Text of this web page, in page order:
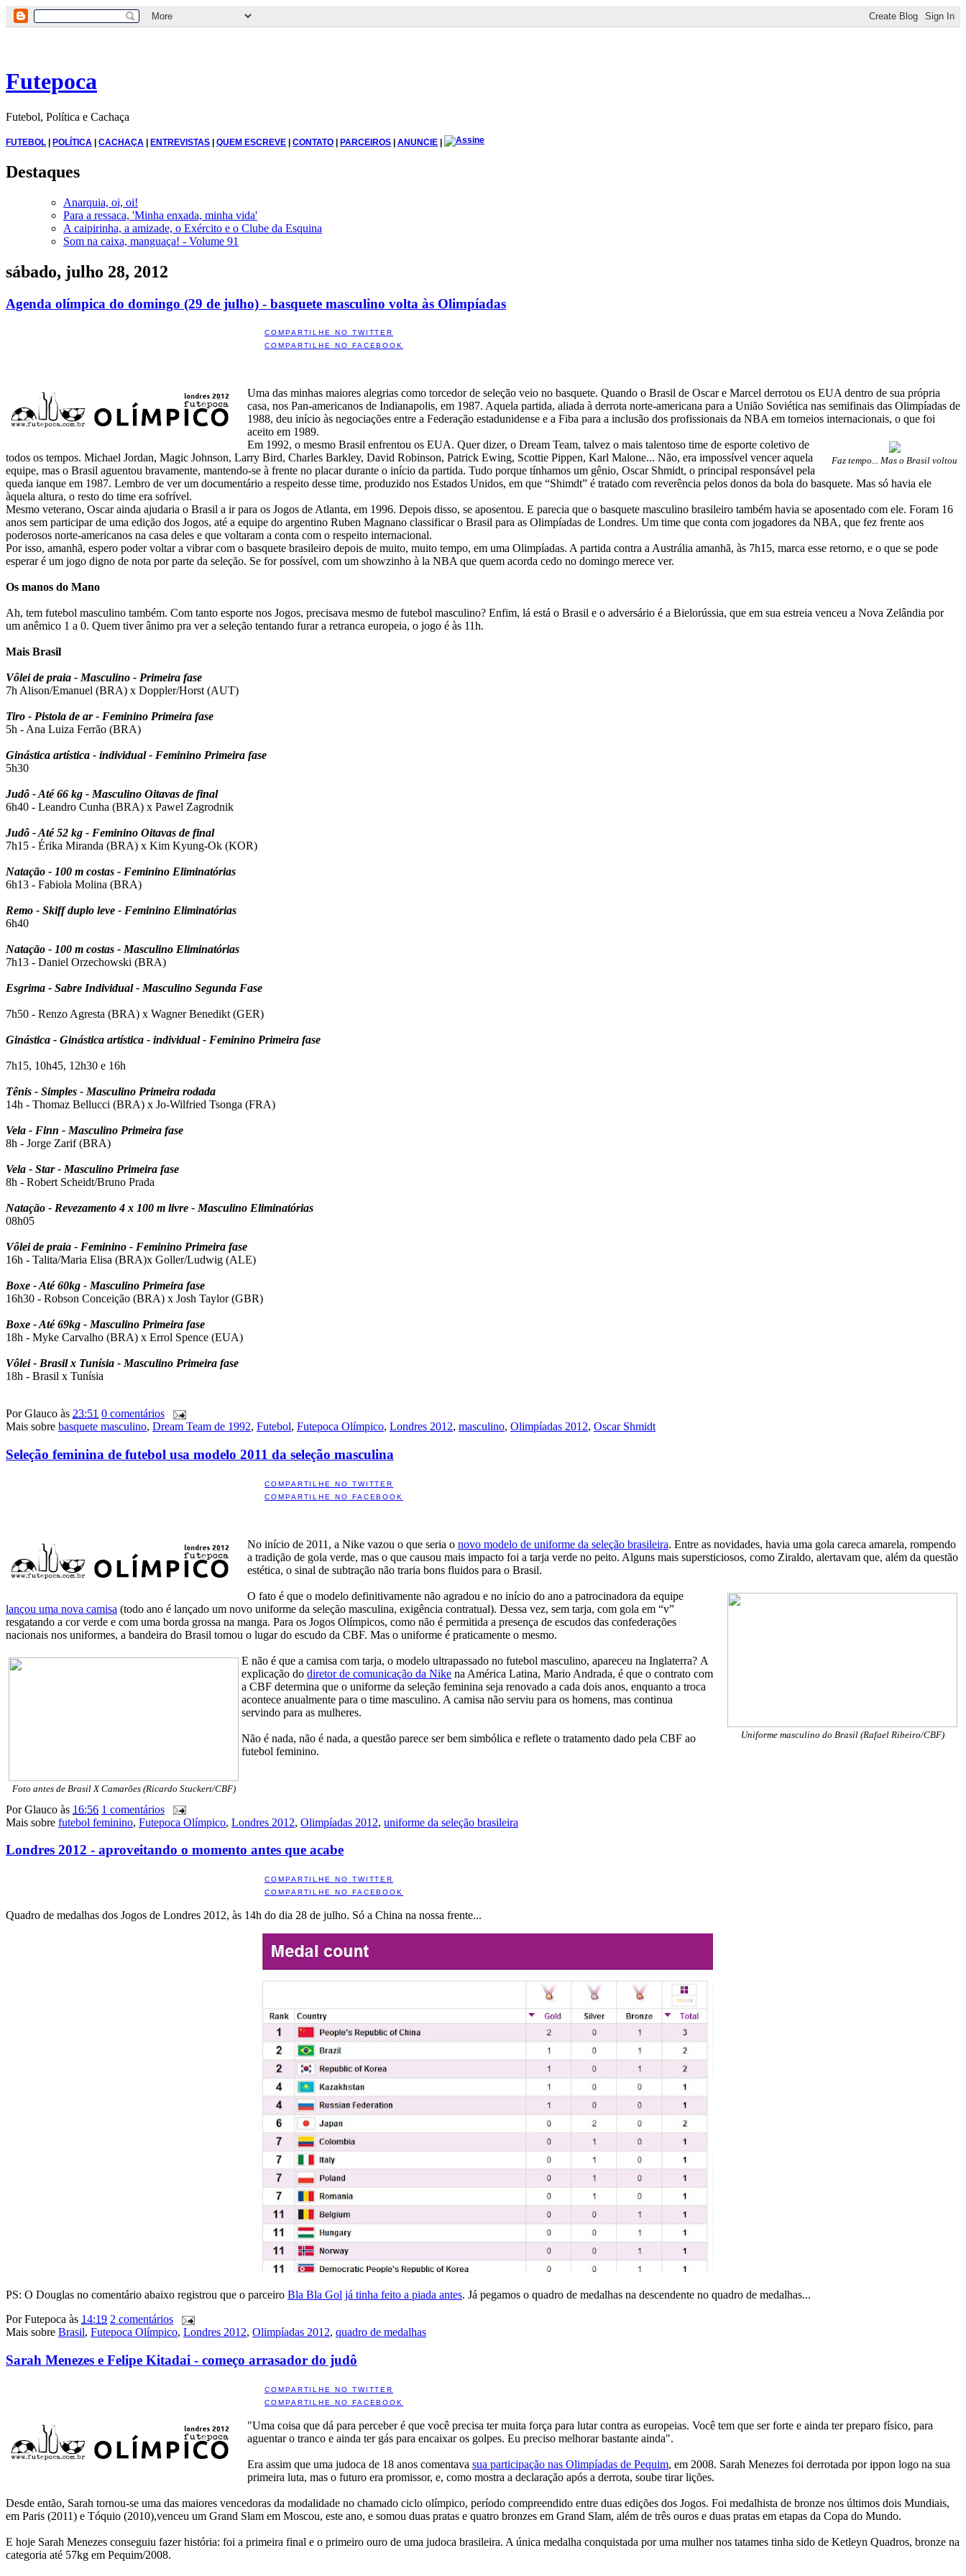
Futepoca
Futebol, Política e Cachaça
FUTEBOL | POLÍTICA | CACHAÇA | ENTREVISTAS | QUEM ESCREVE | CONTATO | PARCEIROS | ANUNCIE |
Destaques
Anarquia, oi, oi!
Para a ressaca, 'Minha enxada, minha vida'
A caipirinha, a amizade, o Exército e o Clube da Esquina
Som na caixa, manguaça! - Volume 91
sábado, julho 28, 2012
Agenda olímpica do domingo (29 de julho) - basquete masculino volta às Olimpíadas
COMPARTILHE NO TWITTER
COMPARTILHE NO FACEBOOK
Uma das minhas maiores alegrias como torcedor de seleção veio no basquete. Quando o Brasil de Oscar e Marcel derrotou os EUA dentro de sua própria
casa, nos Pan-americanos de Indianapolis, em 1987. Aquela partida, aliada à derrota norte-americana para a União Soviética nas semifinais das Olimpíadas de
1988, deu início às negociações entre a Federação estadunidense e a Fiba para a inclusão dos profissionais da NBA em torneios internacionais, o que foi
aceito em 1989.
Faz tempo... Mas o Brasil voltou
Em 1992, o mesmo Brasil enfrentou os EUA. Quer dizer, o Dream Team, talvez o mais talentoso time de esporte coletivo de
todos os tempos. Michael Jordan, Magic Johnson, Larry Bird, Charles Barkley, David Robinson, Patrick Ewing, Scottie Pippen, Karl Malone... Não, era impossível vencer aquela
equipe, mas o Brasil aguentou bravamente, mantendo-se à frente no placar durante o início da partida. Tudo porque tínhamos um gênio, Oscar Shmidt, o principal responsável pela
queda ianque em 1987. Lembro de ver um documentário a respeito desse time, produzido nos Estados Unidos, em que “Shimdt” é tratado com reverência pelos donos da bola do basquete. Mas só havia ele
àquela altura, o resto do time era sofrível.
Mesmo veterano, Oscar ainda ajudaria o Brasil a ir para os Jogos de Atlanta, em 1996. Depois disso, se aposentou. E parecia que o basquete masculino brasileiro também havia se aposentado com ele. Foram 16
anos sem participar de uma edição dos Jogos, até a equipe do argentino Ruben Magnano classificar o Brasil para as Olimpíadas de Londres. Um time que conta com jogadores da NBA, que fez frente aos
poderosos norte-americanos na casa deles e que voltaram a conta com o respeito internacional.
Por isso, amanhã, espero poder voltar a vibrar com o basquete brasileiro depois de muito, muito tempo, em uma Olimpíadas. A partida contra a Austrália amanhã, às 7h15, marca esse retorno, e o que se pode
esperar é um jogo digno de nota por parte da seleção. Se for possível, com um showzinho à la NBA que quem acorda cedo no domingo merece ver.
Os manos do Mano
Ah, tem futebol masculino também. Com tanto esporte nos Jogos, precisava mesmo de futebol masculino? Enfim, lá está o Brasil e o adversário é a Bielorússia, que em sua estreia venceu a Nova Zelândia por
um anêmico 1 a 0. Quem tiver ânimo pra ver a seleção tentando furar a retranca europeia, o jogo é às 11h.
Mais Brasil
Vôlei de praia - Masculino - Primeira fase
7h Alison/Emanuel (BRA) x Doppler/Horst (AUT)
Tiro - Pistola de ar - Feminino Primeira fase
5h - Ana Luiza Ferrão (BRA)
Ginástica artística - individual - Feminino Primeira fase
5h30
Judô - Até 66 kg - Masculino Oitavas de final
6h40 - Leandro Cunha (BRA) x Pawel Zagrodnik
Judô - Até 52 kg - Feminino Oitavas de final
7h15 - Érika Miranda (BRA) x Kim Kyung-Ok (KOR)
Natação - 100 m costas - Feminino Eliminatórias
6h13 - Fabiola Molina (BRA)
Remo - Skiff duplo leve - Feminino Eliminatórias
6h40
Natação - 100 m costas - Masculino Eliminatórias
7h13 - Daniel Orzechowski (BRA)
Esgrima - Sabre Individual - Masculino Segunda Fase
7h50 - Renzo Agresta (BRA) x Wagner Benedikt (GER)
Ginástica - Ginástica artística - individual - Feminino Primeira fase
7h15, 10h45, 12h30 e 16h
Tênis - Simples - Masculino Primeira rodada
14h - Thomaz Bellucci (BRA) x Jo-Wilfried Tsonga (FRA)
Vela - Finn - Masculino Primeira fase
8h - Jorge Zarif (BRA)
Vela - Star - Masculino Primeira fase
8h - Robert Scheidt/Bruno Prada
Natação - Revezamento 4 x 100 m livre - Masculino Eliminatórias
08h05
Vôlei de praia - Feminino - Feminino Primeira fase
16h - Talita/Maria Elisa (BRA)x Goller/Ludwig (ALE)
Boxe - Até 60kg - Masculino Primeira fase
16h30 - Robson Conceição (BRA) x Josh Taylor (GBR)
Boxe - Até 69kg - Masculino Primeira fase
18h - Myke Carvalho (BRA) x Errol Spence (EUA)
Vôlei - Brasil x Tunísia - Masculino Primeira fase
18h - Brasil x Tunísia
PorGlauco às 23:51 0 comentários
Mais sobre basquete masculino, Dream Team de 1992, Futebol, Futepoca Olímpico, Londres 2012, masculino, Olimpíadas 2012, Oscar Shmidt
Seleção feminina de futebol usa modelo 2011 da seleção masculina
COMPARTILHE NO TWITTER
COMPARTILHE NO FACEBOOK
No início de 2011, a Nike vazou o que seria o novo modelo de uniforme da seleção brasileira. Entre as novidades, havia uma gola careca amarela, rompendo
a tradição de gola verde, mas o que causou mais impacto foi a tarja verde no peito. Alguns mais supersticiosos, como Ziraldo, alertavam que, além da questão
estética, o sinal de subtração não traria bons fluidos para o Brasil.
Uniforme masculino do Brasil (Rafael Ribeiro/CBF)
O fato é que o modelo definitivamente não agradou e no início do ano a patrocinadora da equipe
lançou uma nova camisa (todo ano é lançado um novo uniforme da seleção masculina, exigência contratual). Dessa vez, sem tarja, com gola em “v”
resgatando a cor verde e com uma borda grossa na manga. Para os Jogos Olímpicos, como não é permitida a presença de escudos das confederações
nacionais nos uniformes, a bandeira do Brasil tomou o lugar do escudo da CBF. Mas o uniforme é praticamente o mesmo.
Foto antes de Brasil X Camarões (Ricardo Stuckert/CBF)
E não é que a camisa com tarja, o modelo ultrapassado no futebol masculino, apareceu na Inglaterra? A
explicação do diretor de comunicação da Nike na América Latina, Mario Andrada, é que o contrato com
a CBF determina que o uniforme da seleção feminina seja renovado a cada dois anos, enquanto a troca
acontece anualmente para o time masculino. A camisa não serviu para os homens, mas continua
servindo para as mulheres.
Não é nada, não é nada, a questão parece ser bem simbólica e reflete o tratamento dado pela CBF ao
futebol feminino.
PorGlauco às 16:56 1 comentários
Mais sobre futebol feminino, Futepoca Olímpico, Londres 2012, Olimpíadas 2012, uniforme da seleção brasileira
Londres 2012 - aproveitando o momento antes que acabe
COMPARTILHE NO TWITTER
COMPARTILHE NO FACEBOOK
Quadro de medalhas dos Jogos de Londres 2012, às 14h do dia 28 de julho. Só a China na nossa frente...
PS: O Douglas no comentário abaixo registrou que o parceiro Bla Bla Gol já tinha feito a piada antes. Já pegamos o quadro de medalhas na descendente no quadro de medalhas...
PorFutepoca às 14:19 2 comentários
Mais sobre Brasil, Futepoca Olímpico, Londres 2012, Olimpíadas 2012, quadro de medalhas
Sarah Menezes e Felipe Kitadai - começo arrasador do judô
COMPARTILHE NO TWITTER
COMPARTILHE NO FACEBOOK
"Uma coisa que dá para perceber é que você precisa ter muita força para lutar contra as europeias. Você tem que ser forte e ainda ter preparo físico, para
aguentar o tranco e ainda ter gás para encaixar os golpes. Eu preciso melhorar bastante ainda".
Era assim que uma judoca de 18 anos comentava sua participação nas Olimpíadas de Pequim, em 2008. Sarah Menezes foi derrotada por ippon logo na sua
primeira luta, mas o futuro era promissor, e, como mostra a declaração após a derrota, soube tirar lições.
Desde então, Sarah tornou-se uma das maiores vencedoras da modalidade no chamado ciclo olímpico, período compreendido entre duas edições dos Jogos. Foi medalhista de bronze nos últimos dois Mundiais,
em Paris (2011) e Tóquio (2010),venceu um Grand Slam em Moscou, este ano, e somou duas pratas e quatro bronzes em Grand Slam, além de três ouros e duas pratas em etapas da Copa do Mundo.
E hoje Sarah Menezes conseguiu fazer história: foi a primeira final e o primeiro ouro de uma judoca brasileira. A única medalha conquistada por uma mulher nos tatames tinha sido de Ketleyn Quadros, bronze na
categoria até 57kg em Pequim/2008.